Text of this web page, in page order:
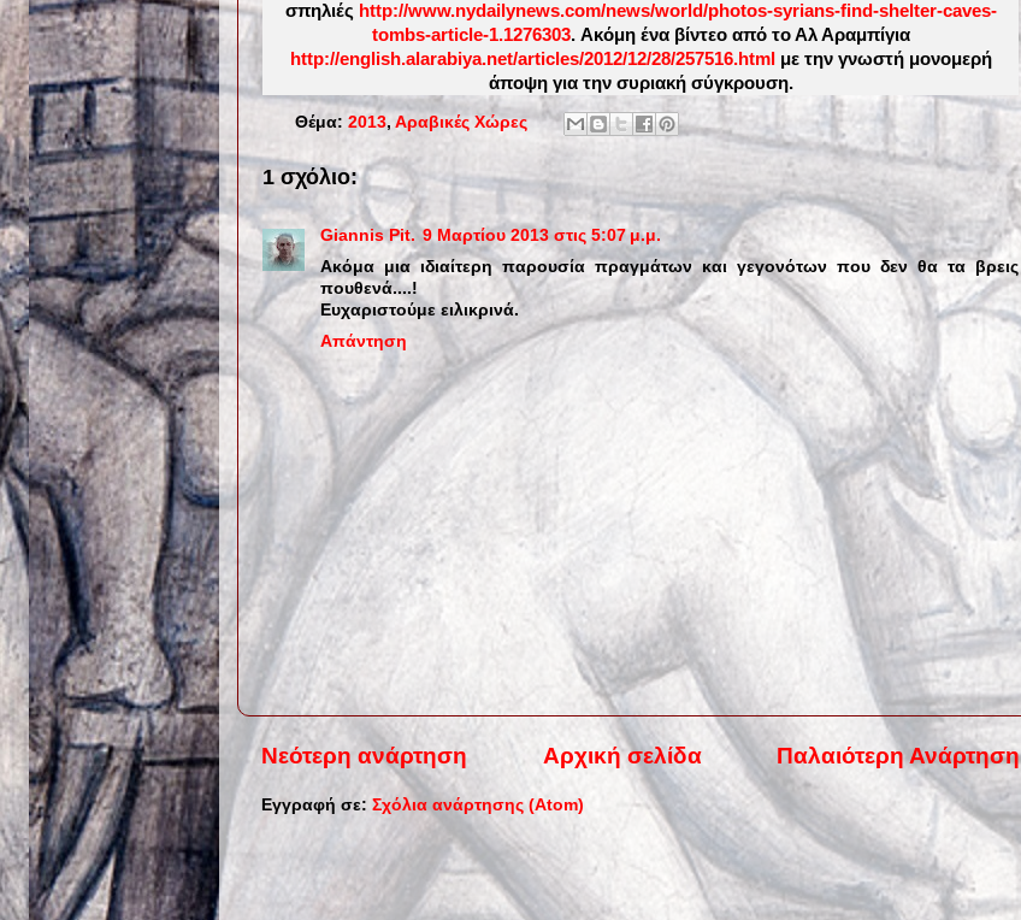
σπηλιές http://www.nydailynews.com/news/world/photos-syrians-find-shelter-caves-
tombs-article-1.1276303. Ακόμη ένα βίντεο από το Αλ Αραμπίγια
http://english.alarabiya.net/articles/2012/12/28/257516.html με την γνωστή μονομερή
άποψη για την συριακή σύγκρουση.
Θέμα: 2013, Αραβικές Χώρες
1 σχόλιο:
Giannis Pit. 9 Μαρτίου 2013 στις 5:07 μ.μ.
Ακόμα μια ιδιαίτερη παρουσία πραγμάτων και γεγονότων που δεν θα τα βρεις
πουθενά....!
Ευχαριστούμε ειλικρινά.
Απάντηση
Νεότερη ανάρτηση Παλαιότερη Ανάρτηση
Αρχική σελίδα
Εγγραφή σε: Σχόλια ανάρτησης (Atom)